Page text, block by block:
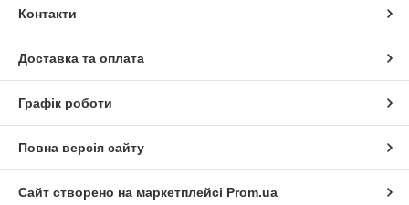
Контакти
Доставка та оплата
Графік роботи
Повна версія сайту
Сайт створено на маркетплейсі Prom.ua